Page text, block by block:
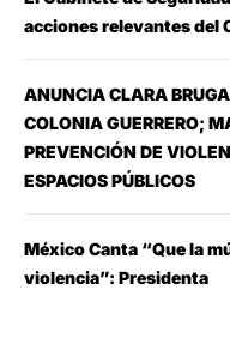
acciones relevantes del
ANUNCIA CLARA
COLONIA GUERRERO;
PREVENCIÓN DE
ESPACIOS PÚBLICOS
México Canta “Que la
violencia”: Presidenta